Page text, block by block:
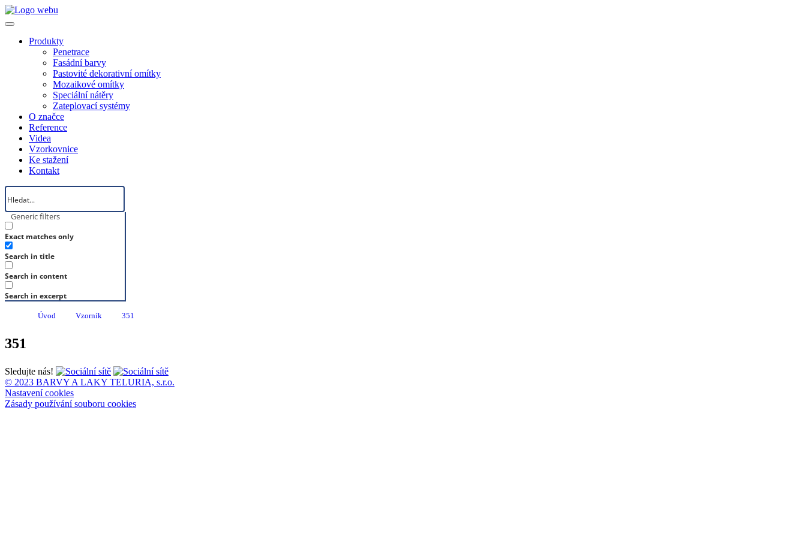
Produkty
Penetrace
Fasádní barvy
Pastovité dekorativní omítky
Mozaikové omítky
Speciální nátěry
Zateplovací systémy
O značce
Reference
Videa
Vzorkovnice
Ke stažení
Kontakt
Generic filters
Exact matches only
Search in title
Search in content
Search in excerpt
Úvod Vzorník 351
351
Sledujte nás!
© 2023 BARVY A LAKY TELURIA, s.r.o.
Nastavení cookies
Zásady používání souboru cookies